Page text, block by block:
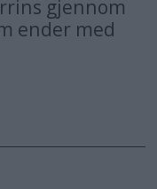
gjennom
ender med